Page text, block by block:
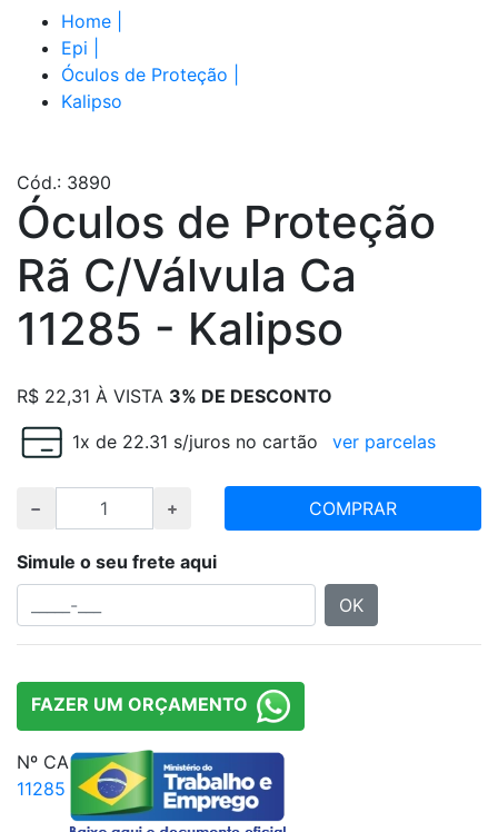
Home
Epi
Óculos de Proteção
Kalipso
Cód.: 3890
Óculos de Proteção
Rã C/Válvula Ca
11285 - Kalipso
R$ 22,31 À VISTA 3% DE DESCONTO
1x de 22.31 s/juros no cartão ver parcelas
COMPRAR
Simule o seu frete aqui
OK
FAZER UM ORÇAMENTO
Nº CA
11285